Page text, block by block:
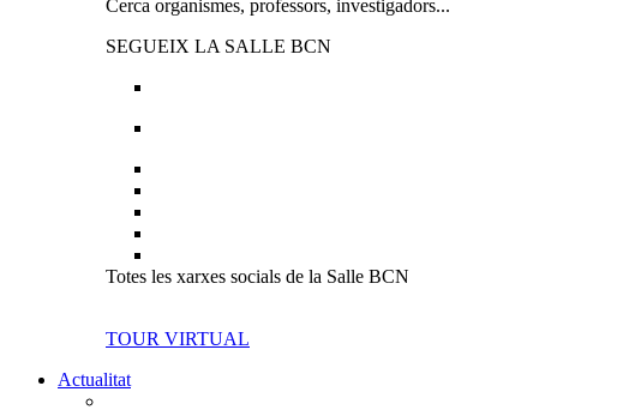
Cerca organismes, professors, investigadors...
SEGUEIX LA SALLE BCN
Totes les xarxes socials de la Salle BCN
TOUR VIRTUAL
Actualitat